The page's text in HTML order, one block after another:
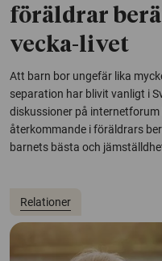
föräldrar
vecka-livet
Att barn bor ungefär lika
separation har blivit vanligt i
diskussioner på
återkommande i föräldrars
barnets bästa och
Relationer